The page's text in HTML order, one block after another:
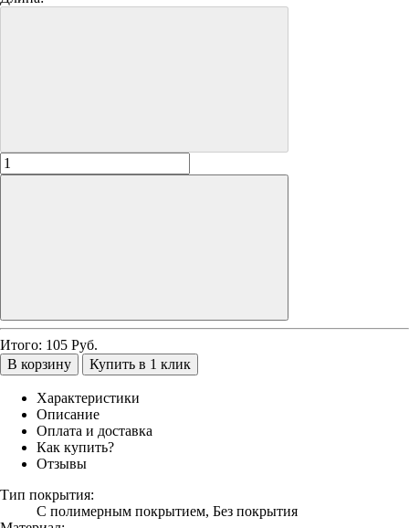
Итого: 105 Руб.
В корзину
Купить в 1 клик
Характеристики
Описание
Оплата и доставка
Как купить?
Отзывы
Тип покрытия:
С полимерным покрытием, Без покрытия